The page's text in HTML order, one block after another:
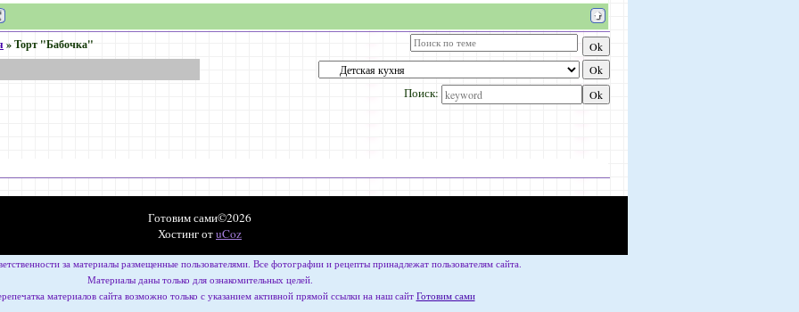
»Торт "Бабочка"
Поиск:
Готовим сами©2026
Хостинг отuCoz
за материалы размещенные пользователями. Все фотографии и рецепты принадлежат пользователям сайта.
Материалы даны только для ознакомительных целей.
материалов сайта возможно только с указанием активной прямой ссылки на наш сайт Готовим сами